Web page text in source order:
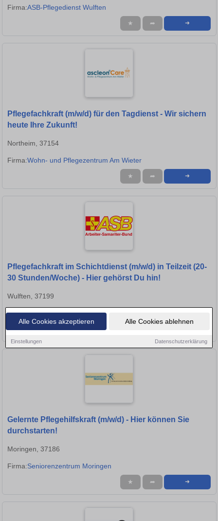
Alle Cookies akzeptieren Alle Cookies ablehnen
Einstellungen Datenschutzerklärung
Firma:ASB-Pflegedienst Wulften
★ ➦ ➜
Pflegefachkraft (m/w/d) für den Tagdienst - Wir sichern
heute Ihre Zukunft!
Northeim, 37154
Firma:Wohn- und Pflegezentrum Am Wieter
★ ➦ ➜
Pflegefachkraft im Schichtdienst (m/w/d) in Teilzeit (20-
30 Stunden/Woche) - Hier gehörst Du hin!
Wulften, 37199
Firma:ASB-Pflegedienst Wulften
Gelernte Pflegehilfskraft (m/w/d) - Hier können Sie
durchstarten!
Moringen, 37186
Firma:Seniorenzentrum Moringen
★ ➦ ➜